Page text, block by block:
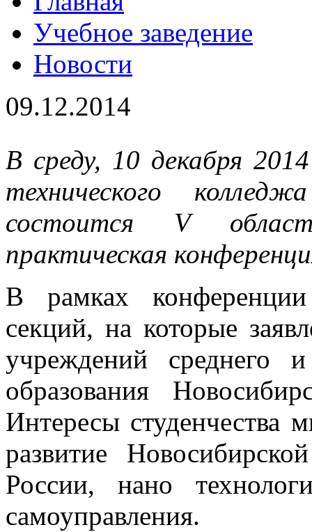
Учебное заведение
Новости
09.12.2014
В среду, 10 декабря
технического
состоится V
практическая
В рамках конференции
секций, на которые
учреждений среднего
образования
Интересы студенчества
развитие
России, нано
самоуправления.